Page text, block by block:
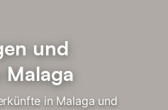
und
Malaga
in Malaga und